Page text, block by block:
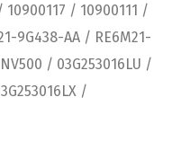
10900117 / 10900111 /
9G438-AA / RE6M21-
/ 03G253016LU /
/